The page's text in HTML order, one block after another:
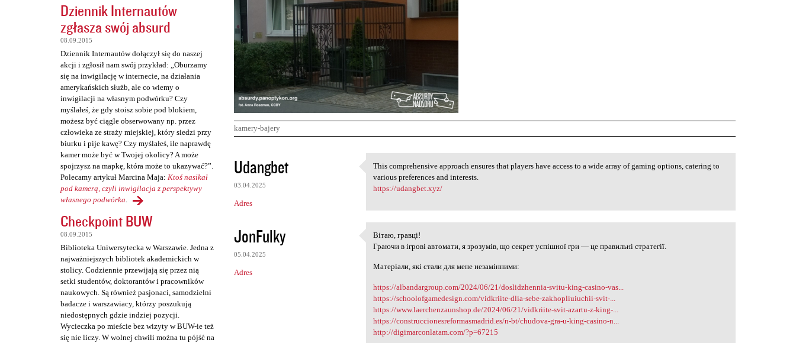
Dziennik Internautów
zgłasza swój absurd
08.09.2015
Dziennik Internautów dołączył się do naszej
akcji i zgłosił nam swój przykład: „Oburzamy
się na inwigilację w internecie, na działania
amerykańskich służb, ale co wiemy o
inwigilacji na własnym podwórku? Czy
myślałeś, że gdy stoisz sobie pod blokiem,
możesz być ciągle obserwowany np. przez
człowieka ze straży miejskiej, który siedzi przy
biurku i pije kawę? Czy myślałeś, ile naprawdę
kamer może być w Twojej okolicy? A może
spojrzysz na mapkę, która może to ukazywać?”.
Polecamy artykuł Marcina Maja: Ktoś nasikał
pod kamerą, czyli inwigilacja z perspektywy
własnego podwórka.
Checkpoint BUW
08.09.2015
Biblioteka Uniwersytecka w Warszawie. Jedna z
najważniejszych bibliotek akademickich w
stolicy. Codziennie przewijają się przez nią
setki studentów, doktorantów i pracowników
naukowych. Są również pasjonaci, samodzielni
badacze i warszawiacy, którzy poszukują
niedostępnych gdzie indziej pozycji.
Wycieczka po mieście bez wizyty w BUW-ie też
się nie liczy. W wolnej chwili można tu pójść na
kamery-bajery
K
o
m
e
n
t
a
r
Udangbet
03.04.2025
Adres
This comprehensive approach
This comprehensive approach ensures that players have access to a wide array of gaming options, catering to
various preferences and interests.
https://udangbet.xyz/
JonFulky
05.04.2025
Adres
Вітаю, гравці!
Вітаю, гравці!
Граючи в ігрові автомати, я зрозумів, що секрет успішної гри — це правильні стратегії.
Матеріали, які стали для мене незамінними:
https://albandargroup.com/2024/06/21/doslidzhennia-svitu-king-casino-vas...
https://schoolofgamedesign.com/vidkriite-dlia-sebe-zakhopliuiuchii-svit-...
https://www.laerchenzaunshop.de/2024/06/21/vidkriite-svit-azartu-z-king-...
https://construccionesreformasmadrid.es/n-bt/chudova-gra-u-king-casino-n...
http://digimarconlatam.com/?p=67215